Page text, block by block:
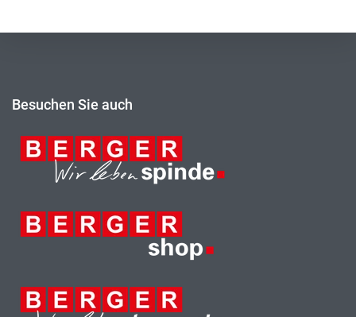
Besuchen Sie auch